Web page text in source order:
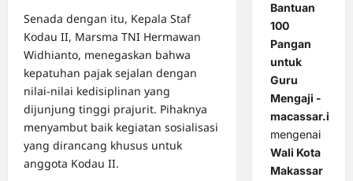
Senada dengan itu, Kepala Staf
Kodau II, Marsma TNI Hermawan
Widhianto, menegaskan bahwa
kepatuhan pajak sejalan dengan
nilai-nilai kedisiplinan yang
dijunjung tinggi prajurit. Pihaknya
menyambut baik kegiatan sosialisasi
yang dirancang khusus untuk
anggota Kodau II.
Bantuan
100
Pangan
untuk
Guru
Mengaji -
macassar.id
mengenai
Wali Kota
Makassar